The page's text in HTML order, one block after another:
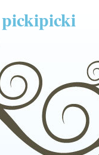
pickipicki